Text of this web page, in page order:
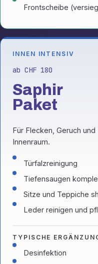
Frontscheibe
INNEN INTENSIV
ab CHF 180
Saphir
Paket
Für Flecken, Geruch
Innenraum.
Türfalzreinigung
Tiefensaugen
Sitze und Teppiche
Leder reinigen und
TYPISCHE
Desinfektion